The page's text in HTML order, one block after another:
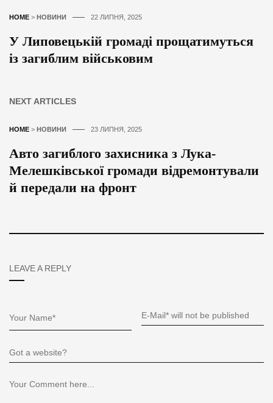
HOME > НОВИНИ 22 ЛИПНЯ, 2025
У Липовецькій громаді прощатимуться
із загиблим військовим
NEXT ARTICLES
HOME > НОВИНИ 23 ЛИПНЯ, 2025
Авто загиблого захисника з Лука-
Мелешківської громади відремонтували
й передали на фронт
LEAVE A REPLY